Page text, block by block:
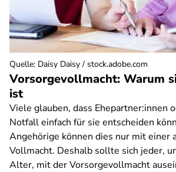
Vorsorgevollmacht: Warum
ist
Viele glauben, dass Ehepartner:innen
Notfall einfach für sie entscheiden
Angehörige können dies nur mit einer
Vollmacht. Deshalb sollte sich jeder,
Alter, mit der Vorsorgevollmacht
Quelle: Daisy Daisy / stock.adobe.com